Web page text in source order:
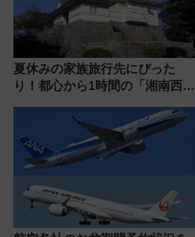
夏休みの家族旅行先にぴった
り！都心から1時間の「湘南西エ
島とは異なる魅力を持つ今夏の
注目スポット